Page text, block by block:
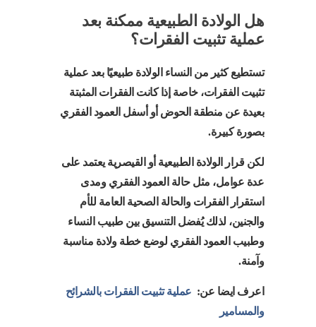
هل الولادة الطبيعية ممكنة بعد
عملية تثبيت الفقرات؟
تستطيع كثير من النساء الولادة طبيعيًا بعد عملية
تثبيت الفقرات، خاصة إذا كانت الفقرات المثبتة
بعيدة عن منطقة الحوض أو أسفل العمود الفقري
بصورة كبيرة.
لكن قرار الولادة الطبيعية أو القيصرية يعتمد على
عدة عوامل، مثل حالة العمود الفقري ومدى
استقرار الفقرات والحالة الصحية العامة للأم
والجنين، لذلك يُفضل التنسيق بين طبيب النساء
وطبيب العمود الفقري لوضع خطة ولادة مناسبة
وآمنة.
اعرف ايضا عن: عملية تثبيت الفقرات بالشرائح
والمسامير